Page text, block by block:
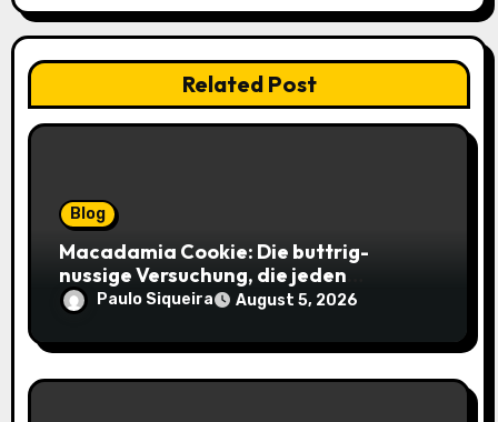
Related Post
Blog
Macadamia Cookie: Die buttrig-
nussige Versuchung, die jeden
Keksliebhaber verführt
Paulo Siqueira August 5, 2026